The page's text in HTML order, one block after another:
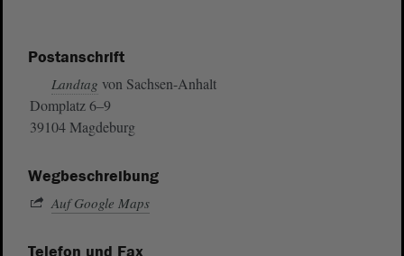
Postanschrift
Landtag von Sachsen-Anhalt
Domplatz 6–9
39104 Magdeburg
Wegbeschreibung
Auf Google Maps